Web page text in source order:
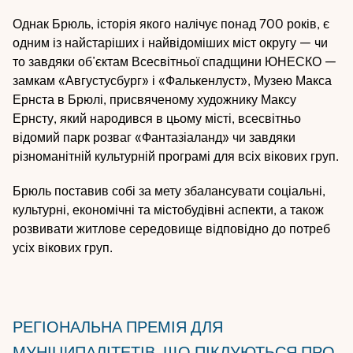
Однак Брюль, історія якого налічує понад 700 років, є
одним із найстаріших і найвідоміших міст округу — чи
то завдяки об’єктам Всесвітньої спадщини ЮНЕСКО —
замкам «Августусбург» і «Фалькенлуст», Музею Макса
Ернста в Брюлі, присвяченому художнику Максу
Ернсту, який народився в цьому місті, всесвітньо
відомий парк розваг «Фантазіаланд» чи завдяки
різноманітній культурній програмі для всіх вікових груп.
Брюль поставив собі за мету збалансувати соціальні,
культурні, економічні та містобудівні аспекти, а також
розвивати житлове середовище відповідно до потреб
усіх вікових груп.
РЕГІОНАЛЬНА ПРЕМІЯ ДЛЯ